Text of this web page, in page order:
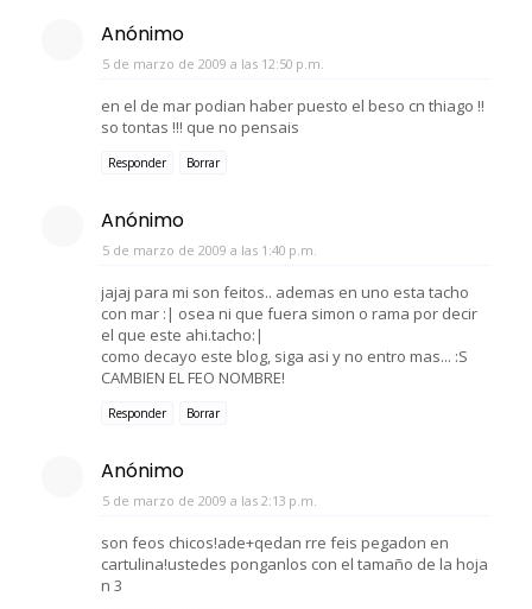
Anónimo
5 de marzo de 2009 a las 12:50 p.m.
en el de mar podian haber puesto el beso cn thiago !!
so tontas !!! que no pensais
Responder Borrar
Anónimo
5 de marzo de 2009 a las 1:40 p.m.
jajaj para mi son feitos.. ademas en uno esta tacho
con mar :| osea ni que fuera simon o rama por decir
el que este ahi.tacho:|
como decayo este blog, siga asi y no entro mas... :S
CAMBIEN EL FEO NOMBRE!
Responder Borrar
Anónimo
5 de marzo de 2009 a las 2:13 p.m.
son feos chicos!ade+qedan rre feis pegadon en
cartulina!ustedes ponganlos con el tamaño de la hoja
n 3